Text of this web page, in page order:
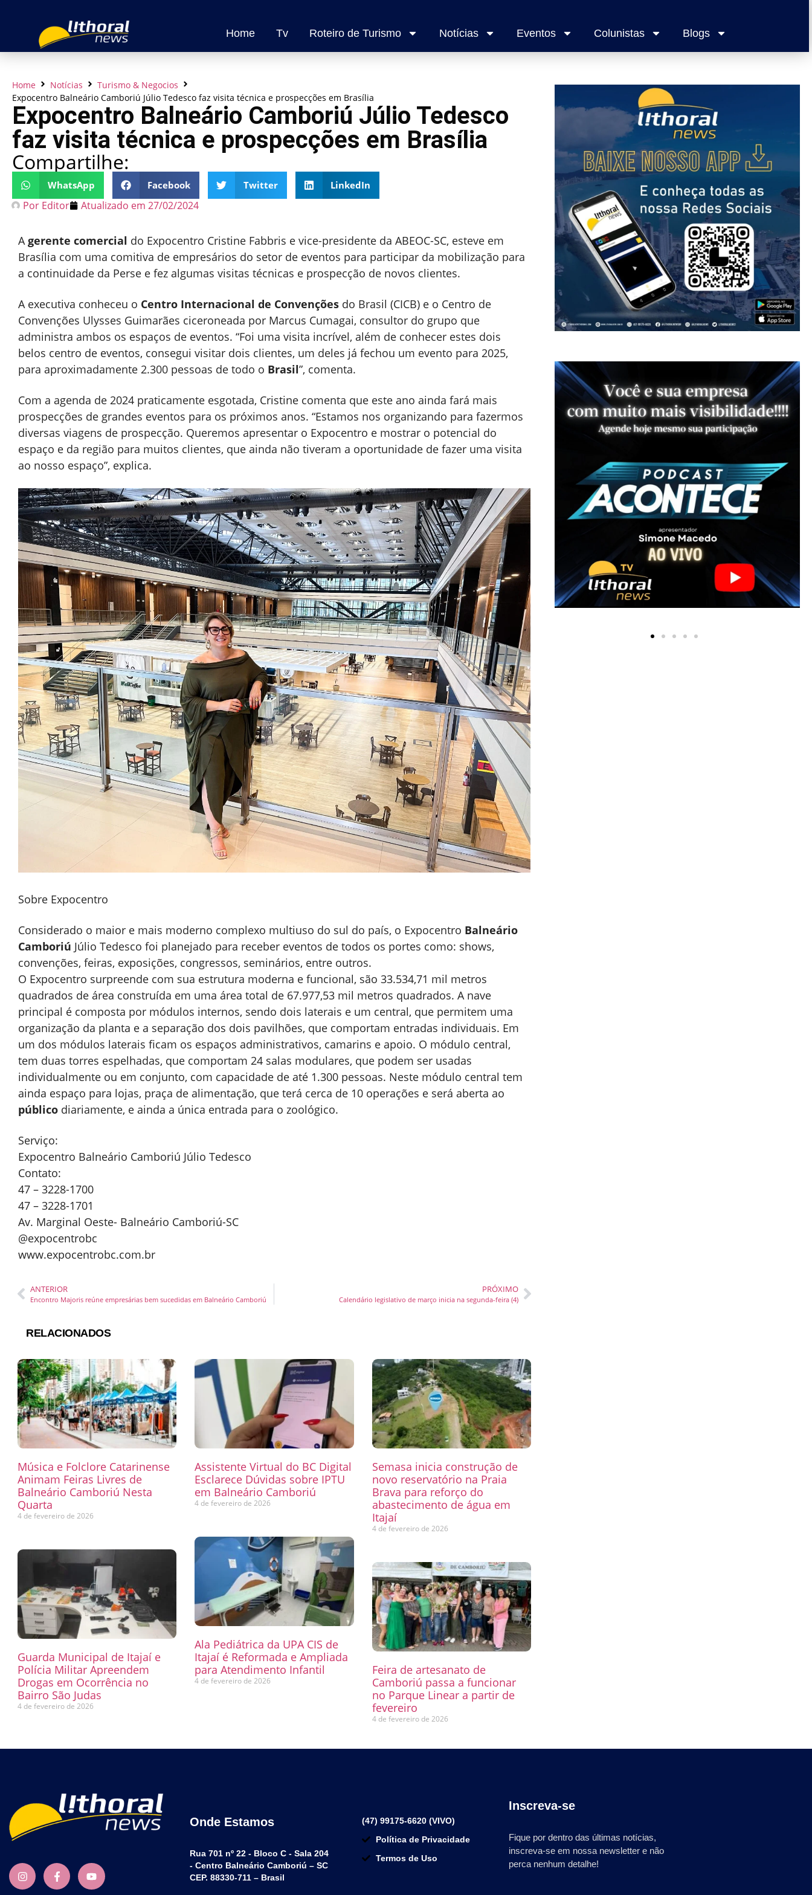
Home Tv Roteiro de Turismo Notícias Eventos Colunistas Blogs
Home Notícias
Turismo & Negocios
Expocentro Balneário Camboriú Júlio Tedesco faz visita técnica e prospecções em Brasília
Expocentro Balneário Camboriú Júlio Tedesco
faz visita técnica e prospecções em Brasília
Compartilhe:
WhatsApp Facebook Twitter LinkedIn
Por Editor Atualizado em 27/02/2024
Agerente comercial do Expocentro Cristine Fabbris e vice-presidente da ABEOC-SC, esteve em
Brasília com uma comitiva de empresários do setor de eventos para participar da mobilização para
a continuidade da Perse e fez algumas visitas técnicas e prospecção de novos clientes.
A executiva conheceu o Centro Internacional de Convenções do Brasil (CICB) e o Centro de
Convenções Ulysses Guimarães ciceroneada por Marcus Cumagai, consultor do grupo que
administra ambos os espaços de eventos. “Foi uma visita incrível, além de conhecer estes dois
belos centro de eventos, consegui visitar dois clientes, um deles já fechou um evento para 2025,
para aproximadamente 2.300 pessoas de todo o Brasil”, comenta.
Com a agenda de 2024 praticamente esgotada, Cristine comenta que este ano ainda fará mais
prospecções de grandes eventos para os próximos anos. “Estamos nos organizando para fazermos
diversas viagens de prospecção. Queremos apresentar o Expocentro e mostrar o potencial do
espaço e da região para muitos clientes, que ainda não tiveram a oportunidade de fazer uma visita
ao nosso espaço”, explica.
Sobre Expocentro
Considerado o maior e mais moderno complexo multiuso do sul do país, o Expocentro Balneário
Camboriú Júlio Tedesco foi planejado para receber eventos de todos os portes como: shows,
convenções, feiras, exposições, congressos, seminários, entre outros.
O Expocentro surpreende com sua estrutura moderna e funcional, são 33.534,71 mil metros
quadrados de área construída em uma área total de 67.977,53 mil metros quadrados. A nave
principal é composta por módulos internos, sendo dois laterais e um central, que permitem uma
organização da planta e a separação dos dois pavilhões, que comportam entradas individuais. Em
um dos módulos laterais ficam os espaços administrativos, camarins e apoio. O módulo central,
tem duas torres espelhadas, que comportam 24 salas modulares, que podem ser usadas
individualmente ou em conjunto, com capacidade de até 1.300 pessoas. Neste módulo central tem
ainda espaço para lojas, praça de alimentação, que terá cerca de 10 operações e será aberta ao
público diariamente, e ainda a única entrada para o zoológico.
Serviço:
Expocentro Balneário Camboriú Júlio Tedesco
Contato:
47 – 3228-1700
47 – 3228-1701
Av. Marginal Oeste- Balneário Camboriú-SC
@expocentrobc
www.expocentrobc.com.br
ANTERIOR
Encontro Majoris reúne empresárias bem sucedidas em Balneário Camboriú
PRÓXIMO
Calendário legislativo de março inicia na segunda-feira (4)
RELACIONADOS
Música e Folclore Catarinense
Animam Feiras Livres de
Balneário Camboriú Nesta
Quarta
4 de fevereiro de 2026
Assistente Virtual do BC Digital
Esclarece Dúvidas sobre IPTU
em Balneário Camboriú
4 de fevereiro de 2026
Semasa inicia construção de
novo reservatório na Praia
Brava para reforço do
abastecimento de água em
Itajaí
4 de fevereiro de 2026
Guarda Municipal de Itajaí e
Polícia Militar Apreendem
Drogas em Ocorrência no
Bairro São Judas
4 de fevereiro de 2026
Ala Pediátrica da UPA CIS de
Itajaí é Reformada e Ampliada
para Atendimento Infantil
4 de fevereiro de 2026
Feira de artesanato de
Camboriú passa a funcionar
no Parque Linear a partir de
fevereiro
4 de fevereiro de 2026
Onde Estamos
Rua 701 nº 22 - Bloco C - Sala 204
- Centro Balneário Camboriú – SC
CEP. 88330-711 – Brasil
(47) 99175-6620 (VIVO)
Política de Privacidade
Termos de Uso
Inscreva-se
Fique por dentro das últimas notícias,
inscreva-se em nossa newsletter e não
perca nenhum detalhe!